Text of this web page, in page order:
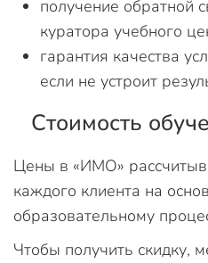
получение обратной
куратора учебного
гарантия качества
если не устроит
Стоимость
Цены в «ИМО»
каждого клиента на
образовательному
Чтобы получить скидку,